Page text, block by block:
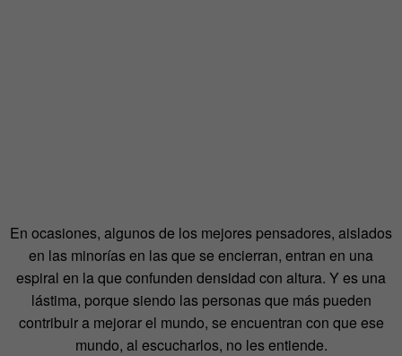
En ocasiones, algunos de los mejores pensadores, aislados
en las minorías en las que se encierran, entran en una
espiral en la que confunden densidad con altura. Y es una
lástima, porque siendo las personas que más pueden
contribuir a mejorar el mundo, se encuentran con que ese
mundo, al escucharlos, no les entiende.